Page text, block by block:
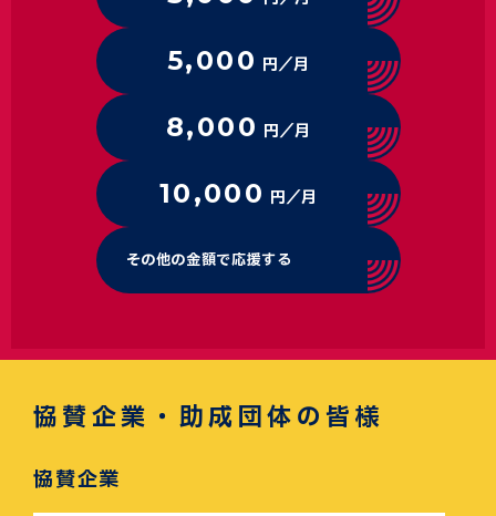
5,000 円／月
8,000 円／月
10,000 円／月
その他の金額で応援する
協賛企業・助成団体の皆様
協賛企業